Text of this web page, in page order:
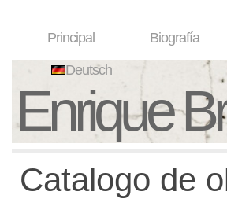
Principal Biografía
Deutsch
Enrique
Catalogo de